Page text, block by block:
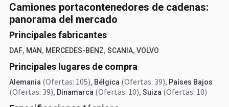
Camiones portacontenedores de cadenas:
panorama del mercado
Principales fabricantes
DAF, MAN, MERCEDES-BENZ, SCANIA, VOLVO
Principales lugares de compra
Alemania (Ofertas: 105), Bélgica (Ofertas: 39), Países Bajos
(Ofertas: 39), Dinamarca (Ofertas: 10), Suiza (Ofertas: 10)